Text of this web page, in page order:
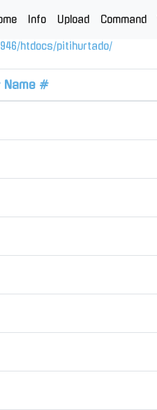
Info Upload Command
/htdocs/pitihurtado/
Name #